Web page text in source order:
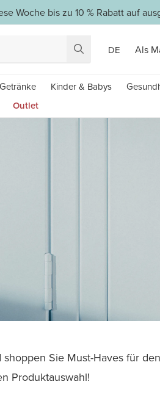
Woche bis zu 10 % Rabatt auf
DE Als
Kinder & Babys
Outlet
Sie Must-Haves für
Produktauswahl!